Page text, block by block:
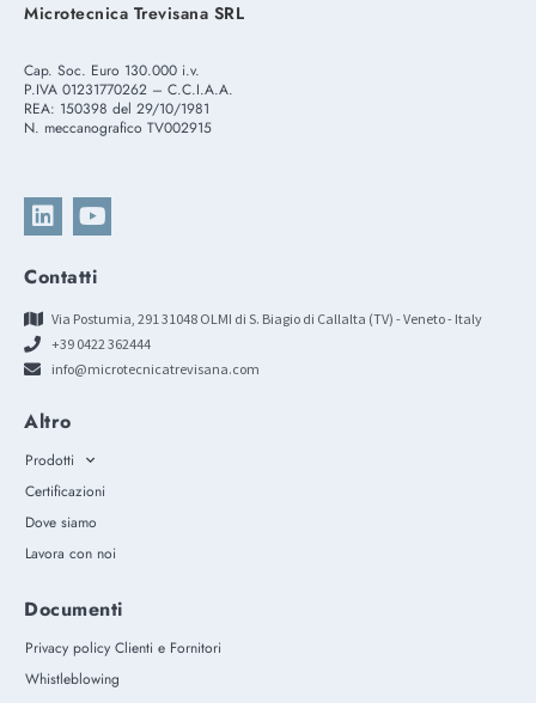
Microtecnica Trevisana SRL
Cap. Soc. Euro 130.000 i.v.
P.IVA 01231770262 – C.C.I.A.A.
REA: 150398 del 29/10/1981
N. meccanografico TV002915
Contatti
Via Postumia, 291 31048 OLMI di S. Biagio di Callalta (TV) - Veneto - Italy
+39 0422 362444
info@microtecnicatrevisana.com
Altro
Prodotti
Certificazioni
Dove siamo
Lavora con noi
Documenti
Privacy policy Clienti e Fornitori
Whistleblowing